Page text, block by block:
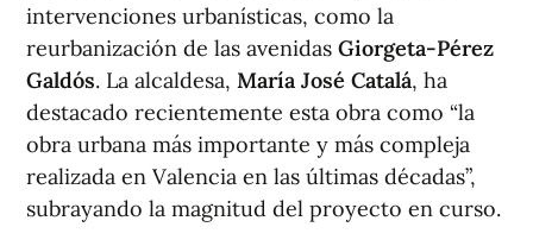
intervenciones urbanísticas, como la
reurbanización de las avenidas Giorgeta-Pérez
Galdós. La alcaldesa, María José Catalá, ha
destacado recientemente esta obra como “la
obra urbana más importante y más compleja
realizada en Valencia en las últimas décadas”,
subrayando la magnitud del proyecto en curso.